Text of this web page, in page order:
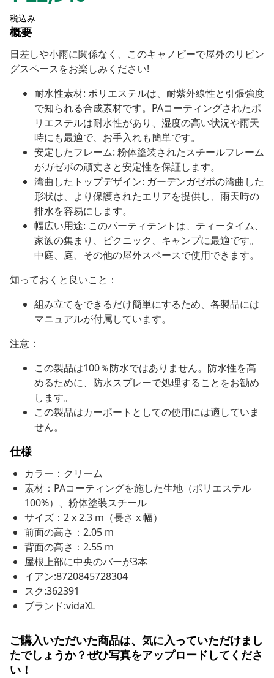
税込み
概要
日差しや小雨に関係なく、このキャノピーで屋外のリビン
グスペースをお楽しみください!
耐水性素材: ポリエステルは、耐紫外線性と引張強度
で知られる合成素材です。PAコーティングされたポ
リエステルは耐水性があり、湿度の高い状況や雨天
時にも最適で、お手入れも簡単です。
安定したフレーム: 粉体塗装されたスチールフレーム
がガゼボの頑丈さと安定性を保証します。
湾曲したトップデザイン: ガーデンガゼボの湾曲した
形状は、より保護されたエリアを提供し、雨天時の
排水を容易にします。
幅広い用途: このパーティテントは、ティータイム、
家族の集まり、ピクニック、キャンプに最適です。
中庭、庭、その他の屋外スペースで使用できます。
知っておくと良いこと：
組み立てをできるだけ簡単にするため、各製品には
マニュアルが付属しています。
注意：
この製品は100％防水ではありません。防水性を高
めるために、防水スプレーで処理することをお勧め
します。
この製品はカーポートとしての使用には適していま
せん。
仕様
カラー：クリーム
素材：PAコーティングを施した生地（ポリエステル
100%）、粉体塗装スチール
サイズ：2 x 2.3 m（長さ x 幅）
前面の高さ：2.05 m
背面の高さ：2.55 m
屋根上部に中央のバーが3本
イアン:8720845728304
スク:362391
ブランド:vidaXL
ご購入いただいた商品は、気に入っていただけまし
たでしょうか？ぜひ写真をアップロードしてくださ
い！